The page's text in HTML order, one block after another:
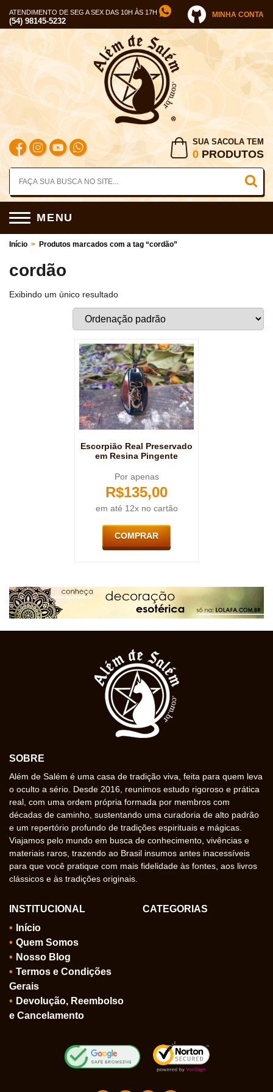
ATENDIMENTO DE SEG A SEX DAS 10H ÀS 17H
(54) 98145-5232
MINHA CONTA
SUA SACOLA TEM
0 PRODUTOS
MENU
Início > Produtos marcados com a tag “cordão”
cordão
Exibindo um único resultado
Escorpião Real Preservado
em Resina Pingente
Por apenas
R$135,00
em até 12x no cartão
COMPRAR
SOBRE
Além de Salém é uma casa de tradição viva, feita para quem leva
o oculto a sério. Desde 2016, reunimos estudo rigoroso e prática
real, com uma ordem própria formada por membros com
décadas de caminho, sustentando uma curadoria de alto padrão
e um repertório profundo de tradições espirituais e mágicas.
Viajamos pelo mundo em busca de conhecimento, vivências e
materiais raros, trazendo ao Brasil insumos antes inacessíveis
para que você pratique com mais fidelidade às fontes, aos livros
clássicos e às tradições originais.
INSTITUCIONAL
Início
Quem Somos
Nosso Blog
Termos e Condições
Gerais
Devolução, Reembolso
e Cancelamento
CATEGORIAS